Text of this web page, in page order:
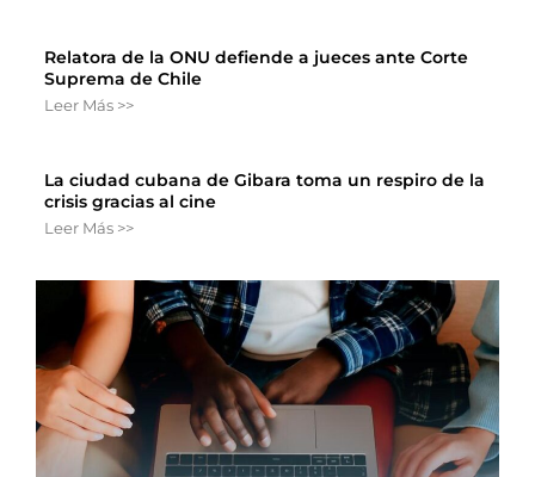
Relatora de la ONU defiende a jueces ante Corte
Suprema de Chile
Leer Más >>
La ciudad cubana de Gibara toma un respiro de la
crisis gracias al cine
Leer Más >>